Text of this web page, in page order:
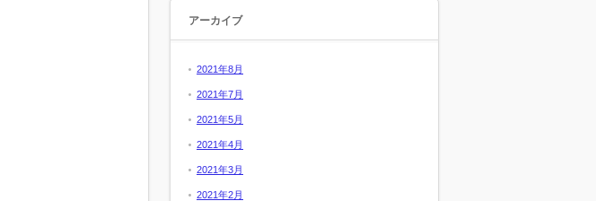
アーカイブ
2021年8月
2021年7月
2021年5月
2021年4月
2021年3月
2021年2月